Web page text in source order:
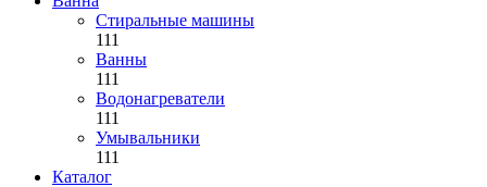
Стиральные машины
111
Ванны
111
Водонагреватели
111
Умывальники
111
Каталог